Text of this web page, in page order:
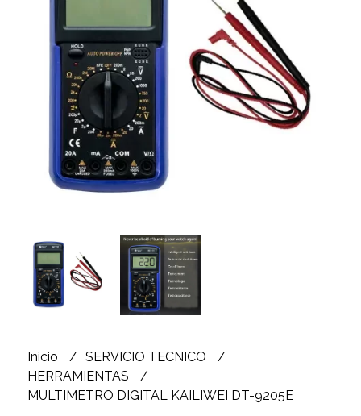
Inicio
SERVICIO TECNICO
HERRAMIENTAS
MULTIMETRO DIGITAL KAILIWEI DT-9205E